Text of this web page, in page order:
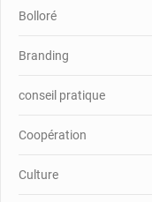
Bolloré
Branding
conseil pratique
Coopération
Culture